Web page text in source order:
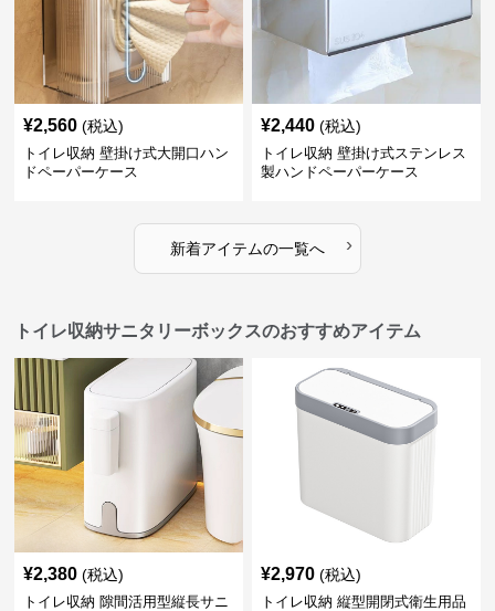
¥2,560 (税込)
トイレ収納 壁掛け式大開口ハン
ドペーパーケース
¥2,440 (税込)
トイレ収納 壁掛け式ステンレス
製ハンドペーパーケース
新着アイテムの一覧へ ›
トイレ収納サニタリーボックスのおすすめアイテム
¥2,380 (税込)
トイレ収納 隙間活用型縦長サニ
¥2,970 (税込)
トイレ収納 縦型開閉式衛生用品